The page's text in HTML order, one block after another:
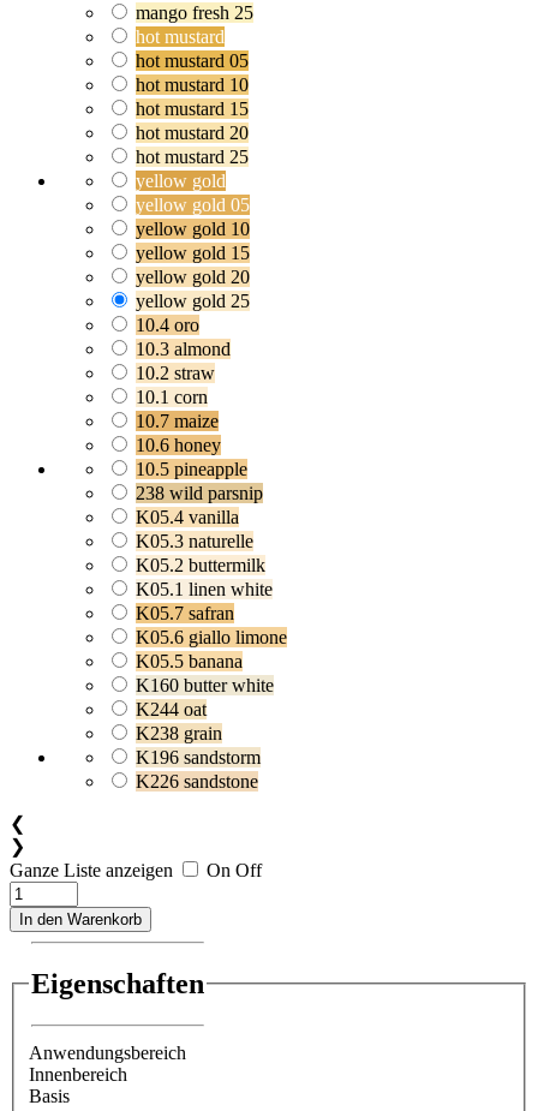
mango fresh 25
hot mustard
hot mustard 05
hot mustard 10
hot mustard 15
hot mustard 20
hot mustard 25
yellow gold
yellow gold 05
yellow gold 10
yellow gold 15
yellow gold 20
yellow gold 25
10.4 oro
10.3 almond
10.2 straw
10.1 corn
10.7 maize
10.6 honey
10.5 pineapple
238 wild parsnip
K05.4 vanilla
K05.3 naturelle
K05.2 buttermilk
K05.1 linen white
K05.7 safran
K05.6 giallo limone
K05.5 banana
K160 butter white
K244 oat
K238 grain
K196 sandstorm
K226 sandstone
❮
❯
Ganze Liste anzeigen
On Off
In den Warenkorb
Eigenschaften
Anwendungsbereich
Innenbereich
Basis